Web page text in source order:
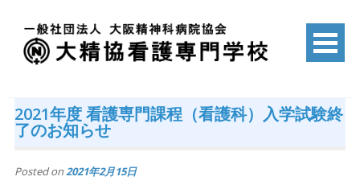
content
大精協看護専門学校
2021年度 看護専門課程（看護科）入学試験終
了のお知らせ
Posted on2021年2月15日